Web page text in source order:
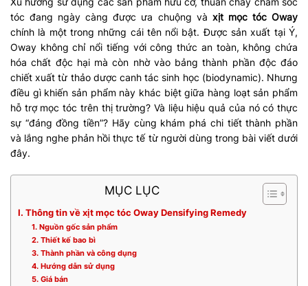
tóc đang ngày càng được ưa chuộng và xịt mọc tóc Oway
chính là một trong những cái tên nổi bật. Được sản xuất tại Ý,
Oway không chỉ nổi tiếng với công thức an toàn, không chứa
hóa chất độc hại mà còn nhờ vào bảng thành phần độc đáo
chiết xuất từ thảo dược canh tác sinh học (biodynamic). Nhưng
điều gì khiến sản phẩm này khác biệt giữa hàng loạt sản phẩm
hỗ trợ mọc tóc trên thị trường? Và liệu hiệu quả của nó có thực
sự “đáng đồng tiền”? Hãy cùng khám phá chi tiết thành phần
và lắng nghe phản hồi thực tế từ người dùng trong bài viết dưới
đây.
MỤC LỤC
I. Thông tin về xịt mọc tóc Oway Densifying Remedy
1. Nguồn gốc sản phẩm
2. Thiết kế bao bì
3. Thành phần và công dụng
4. Hướng dẫn sử dụng
5. Giá bán